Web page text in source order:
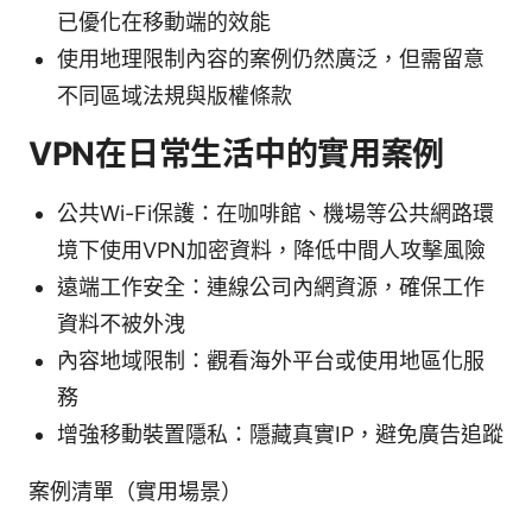
已優化在移動端的效能
使用地理限制內容的案例仍然廣泛，但需留意
不同區域法規與版權條款
VPN在日常生活中的實用案例
公共Wi-Fi保護：在咖啡館、機場等公共網路環
境下使用VPN加密資料，降低中間人攻擊風險
遠端工作安全：連線公司內網資源，確保工作
資料不被外洩
內容地域限制：觀看海外平台或使用地區化服
務
增強移動裝置隱私：隱藏真實IP，避免廣告追蹤
案例清單（實用場景）